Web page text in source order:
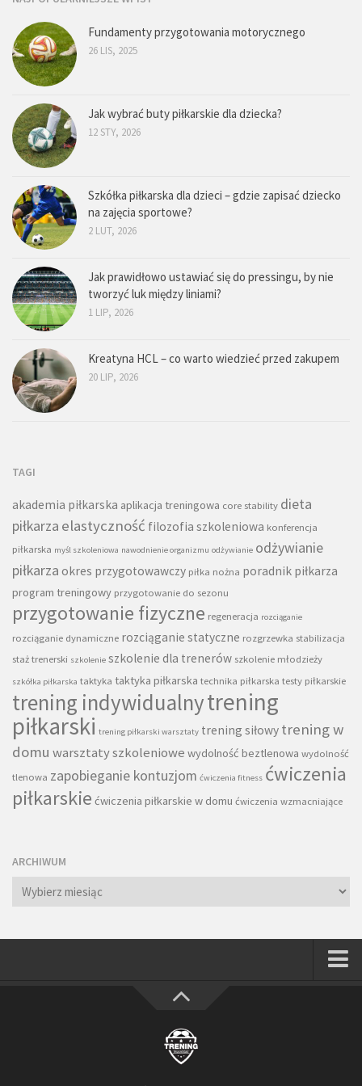
Fundamenty przygotowania motorycznego
26 LIS, 2025
Jak wybrać buty piłkarskie dla dziecka?
12 STY, 2026
Szkółka piłkarska dla dzieci – gdzie zapisać dziecko
na zajęcia sportowe?
2 LUT, 2026
Jak prawidłowo ustawiać się do pressingu, by nie
tworzyć luk między liniami?
1 LIP, 2026
Kreatyna HCL – co warto wiedzieć przed zakupem
20 LIP, 2026
TAGI
akademia piłkarska aplikacja treningowa core stability dieta
piłkarza elastyczność filozofia szkoleniowa konferencja
piłkarska myśl szkoleniowa nawodnienie organizmu odżywianie odżywianie
piłkarza okres przygotowawczy piłka nożna poradnik piłkarza
program treningowy przygotowanie do sezonu
przygotowanie fizyczne regeneracja rozciąganie
rozciąganie dynamiczne rozciąganie statyczne rozgrzewka stabilizacja
staż trenerski szkolenie szkolenie dla trenerów szkolenie młodzieży
szkółka piłkarska taktyka taktyka piłkarska technika piłkarska testy piłkarskie
trening indywidualnytrening
piłkarski trening piłkarski warsztaty trening siłowy trening w
domu warsztaty szkoleniowe wydolność beztlenowa wydolność
tlenowa zapobieganie kontuzjom ćwiczenia fitness ćwiczenia
piłkarskie ćwiczenia piłkarskie w domu ćwiczenia wzmacniające
ARCHIWUM
Archiwum